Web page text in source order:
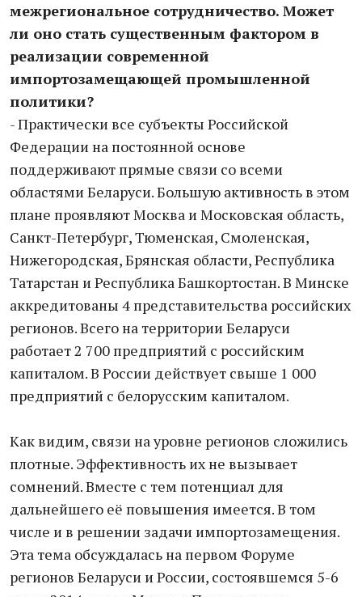
межрегиональное сотрудничество. Может
ли оно стать существенным фактором в
реализации современной
импортозамещающей промышленной
политики?
- Практически все субъекты Российской
Федерации на постоянной основе
поддерживают прямые связи со всеми
областями Беларуси. Большую активность в этом
плане проявляют Москва и Московская область,
Санкт-Петербург, Тюменская, Смоленская,
Нижегородская, Брянская области, Республика
Татарстан и Республика Башкортостан. В Минске
аккредитованы 4 представительства российских
регионов. Всего на территории Беларуси
работает 2 700 предприятий с российским
капиталом. В России действует свыше 1 000
предприятий с белорусским капиталом.
Как видим, связи на уровне регионов сложились
плотные. Эффективность их не вызывает
сомнений. Вместе с тем потенциал для
дальнейшего её повышения имеется. В том
числе и в решении задачи импортозамещения.
Эта тема обсуждалась на первом Форуме
регионов Беларуси и России, состоявшемся 5-6